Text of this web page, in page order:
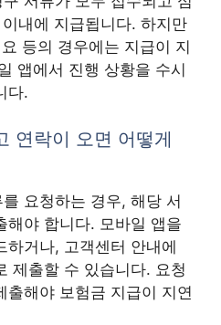
내에 지급됩니다. 하지만
등의 경우에는 지급이 지
앱에서 진행 상황을 수시
다.
연락이 오면 어떻게
요청하는 경우, 해당 서
해야 합니다. 모바일 앱을
하거나, 고객센터 안내에
제출할 수 있습니다. 요청
출해야 보험금 지급이 지연